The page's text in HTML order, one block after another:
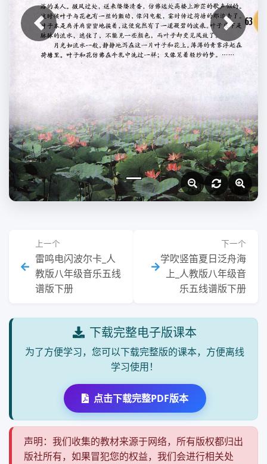
上一张 下一张
上一个
雷鸣电闪波尔卡_人
教版八年级音乐五线
谱版下册
下一个
学吹竖笛夏日泛舟海
上_人教版八年级音
乐五线谱版下册
下载完整电子版课本
为了方便学习，您可以下载完整版的课本，方便离线
学习使用！
点击下载完整PDF版本
声明：我们收集的教材来源于网络，所有版权都归出
版社所有，如果冒犯您的权益，我们会进行相关处